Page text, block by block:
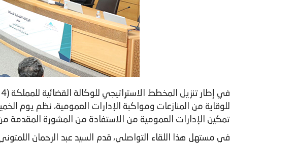
تمكين الإدارات العمومية من الاستفادة من المشورة المقدمة